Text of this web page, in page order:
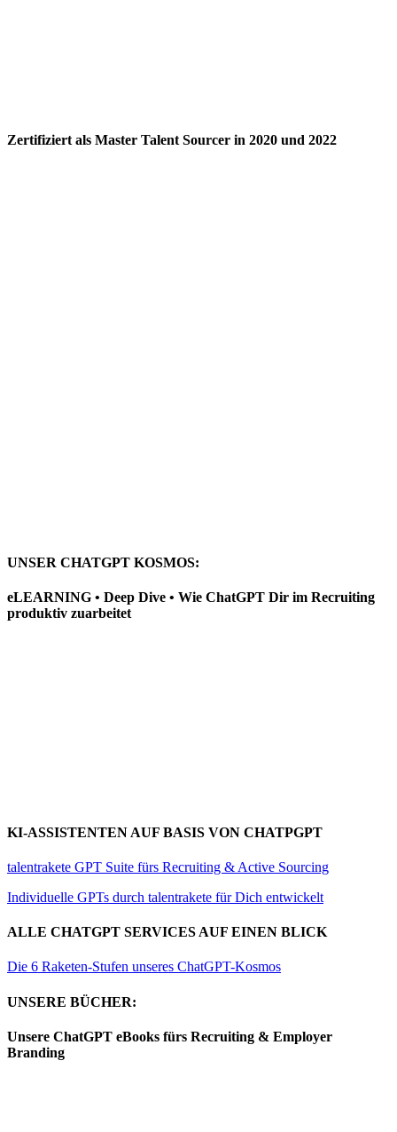
Zertifiziert als Master Talent Sourcer in 2020 und 2022
UNSER CHATGPT KOSMOS:
eLEARNING • Deep Dive • Wie ChatGPT Dir im Recruiting
produktiv zuarbeitet
KI-ASSISTENTEN AUF BASIS VON CHATPGPT
talentrakete GPT Suite fürs Recruiting & Active Sourcing
Individuelle GPTs durch talentrakete für Dich entwickelt
ALLE CHATGPT SERVICES AUF EINEN BLICK
Die 6 Raketen-Stufen unseres ChatGPT-Kosmos
UNSERE BÜCHER:
Unsere ChatGPT eBooks fürs Recruiting & Employer
Branding